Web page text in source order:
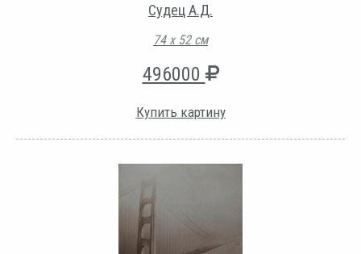
Судец А.Д.
74 х 52 см
496000
Купить картину